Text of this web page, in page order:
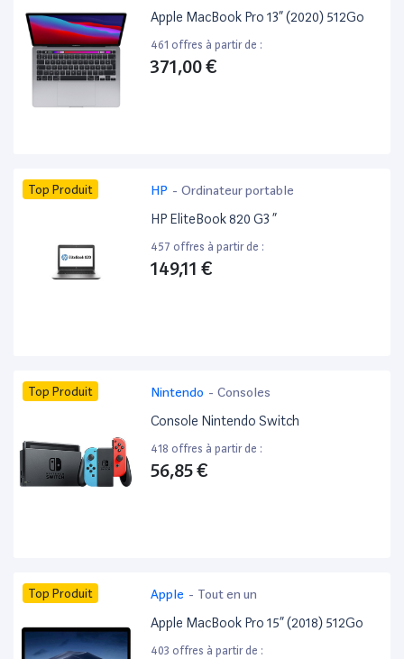
Apple MacBook Pro 13” (2020) 512Go
461 offres à partir de :
371,00 €
Top Produit HP - Ordinateur portable
HP EliteBook 820 G3 ”
457 offres à partir de :
149,11 €
Top Produit Nintendo - Consoles
Console Nintendo Switch
418 offres à partir de :
56,85 €
Top Produit Apple - Tout en un
Apple MacBook Pro 15” (2018) 512Go
403 offres à partir de :